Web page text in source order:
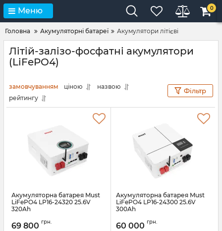
Меню 0
Головна Акумуляторні батареї Акумулятори літієві
Літій-залізо-фосфатні акумулятори
(LiFePO4)
замовчуванням ціною
назвою
рейтингу
Фільтр
Акумуляторна батарея Must
LiFePO4 LP16-24320 25.6V
320Ah
69 800 грн.
Акумуляторна батарея Must
LiFePO4 LP16-24300 25.6V
300Ah
60 000 грн.